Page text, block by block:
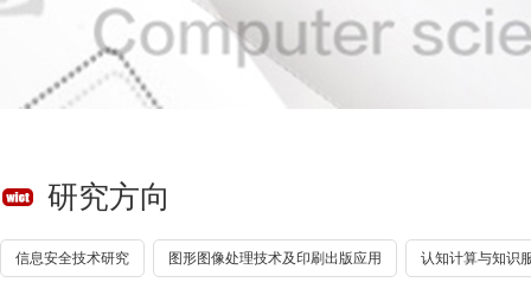
研究方向
信息安全技术研究 图形图像处理技术及印刷出版应用 认知计算与知识